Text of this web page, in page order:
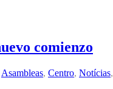
comienzo
Asambleas, Centro, Notícias,